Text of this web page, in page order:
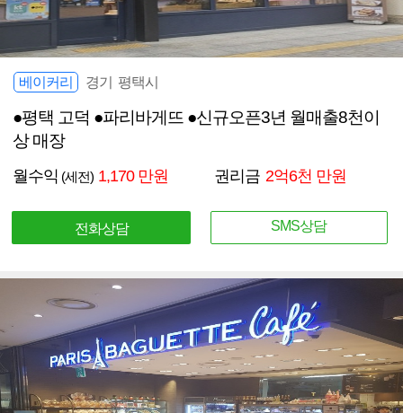
베이커리 경기 평택시
●평택 고덕 ●파리바게뜨 ●신규오픈3년 월매출8천이
상 매장
월수익 (세전) 1,170 만원 권리금 2억6천 만원
전화상담 SMS상담